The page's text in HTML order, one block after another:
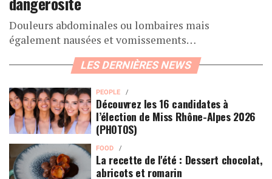
Douleurs abdominales ou lombaires mais
également nausées et vomissements…
LES DERNIÈRES NEWS
PEOPLE
Découvrez les 16 candidates à
l’élection de Miss Rhône-Alpes 2026
(PHOTOS)
FOOD
La recette de l'été : Dessert chocolat,
abricots et romarin